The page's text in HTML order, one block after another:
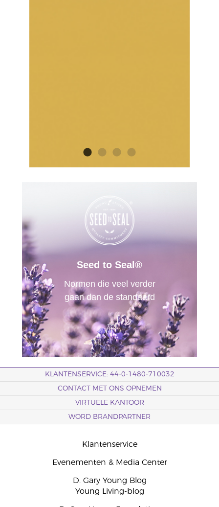
Seed to Seal®
Normen die veel verder
gaan dan de standaard
KLANTENSERVICE: 44-0-1480-710032
CONTACT MET ONS OPNEMEN
VIRTUELE KANTOOR
WORD BRANDPARTNER
Klantenservice
Evenementen & Media Center
D. Gary Young Blog
Young Living-blog